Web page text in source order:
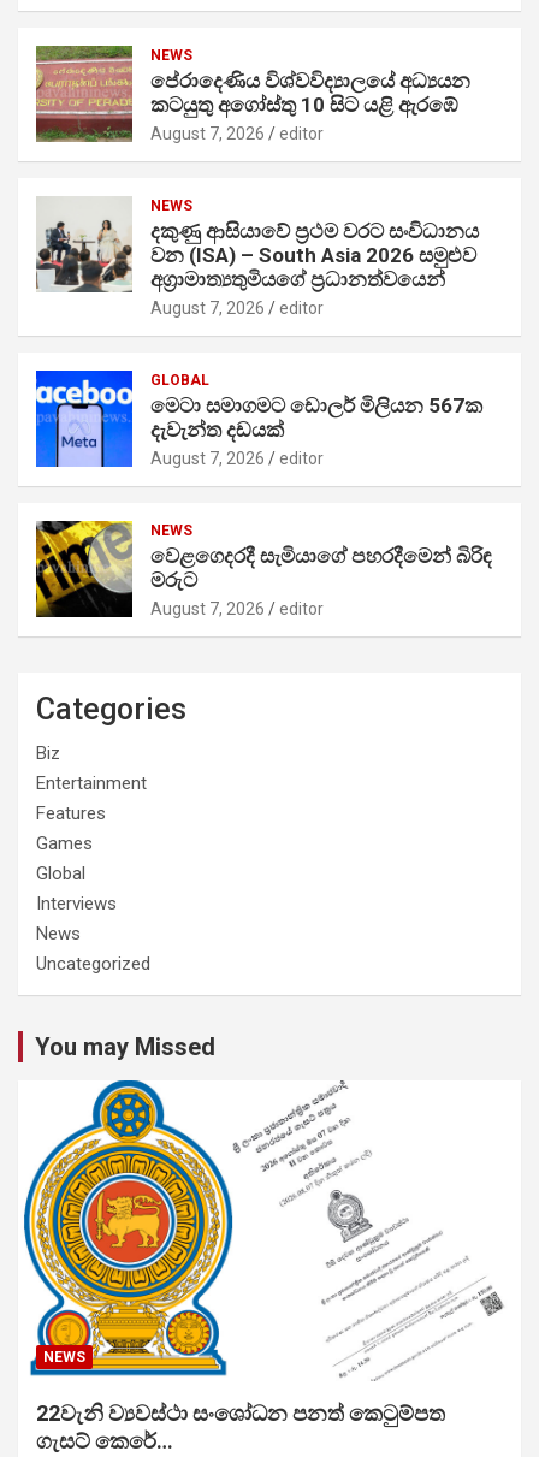
NEWS
පේරාදෙණිය විශ්වවිද්‍යාලයේ අධ්‍යයන
කටයුතු අගෝස්තු 10 සිට යළි ඇරඹේ
August 7, 2026 editor
NEWS
දකුණු ආසියාවේ ප්‍රථම වරට සංවිධානය
වන (ISA) – South Asia 2026 සමුළුව
අග්‍රාමාත්‍යතුමියගේ ප්‍රධානත්වයෙන්
August 7, 2026 editor
GLOBAL
මෙටා සමාගමට ඩොලර් මිලියන 567ක
දැවැන්ත දඩයක්
August 7, 2026 editor
NEWS
වෙළගෙදරදී සැමියාගේ පහරදීමෙන් බිරිඳ
මරුට
August 7, 2026 editor
Categories
Biz
Entertainment
Features
Games
Global
Interviews
News
Uncategorized
You may Missed
NEWS
22වැනි ව්‍යවස්ථා සංශෝධන පනත් කෙටුම්පත
ගැසට් කෙරේ…